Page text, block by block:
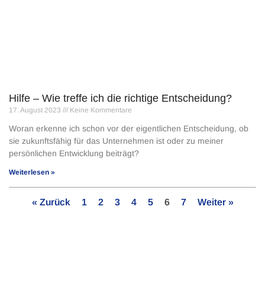
Hilfe – Wie treffe ich die richtige Entscheidung?
17. August 2023 Keine Kommentare
Woran erkenne ich schon vor der eigentlichen Entscheidung, ob
sie zukunftsfähig für das Unternehmen ist oder zu meiner
persönlichen Entwicklung beiträgt?
Weiterlesen »
« Zurück 1 2 3 4 5 6 7 Weiter »